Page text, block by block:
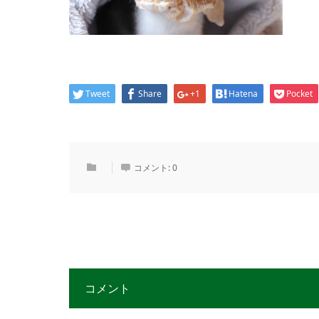
Tweet Share +1 Hatena Pocket
コメント:0
コメント